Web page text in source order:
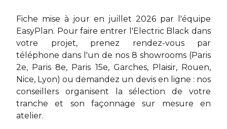
Fiche mise à jour en juillet 2026 par l'équipe
EasyPlan. Pour faire entrer l'Electric Black dans
votre projet, prenez rendez-vous par
téléphone dans l'un de nos 8 showrooms (Paris
2e, Paris 8e, Paris 15e, Garches, Plaisir, Rouen,
Nice, Lyon) oudemandez un devis en ligne : nos
conseillers organisent la sélection de votre
tranche et son façonnage sur mesure en
atelier.